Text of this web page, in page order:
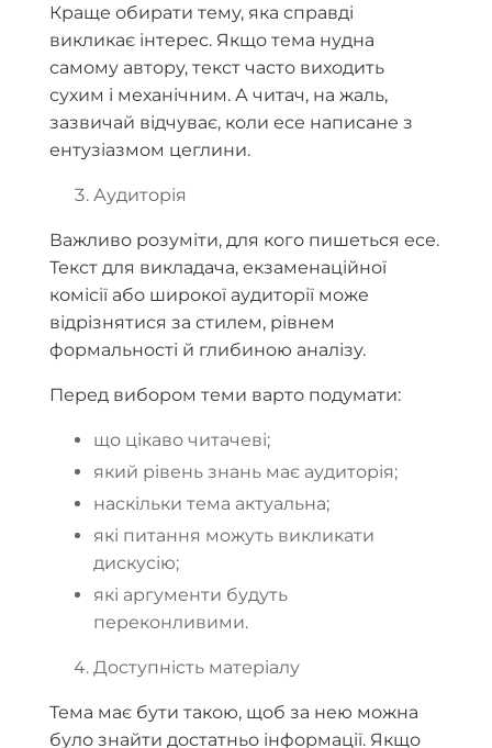
Краще обирати тему, яка справді
викликає інтерес. Якщо тема нудна
самому автору, текст часто виходить
сухим і механічним. А читач, на жаль,
зазвичай відчуває, коли есе написане з
ентузіазмом цеглини.
Аудиторія
Важливо розуміти, для кого пишеться есе.
Текст для викладача, екзаменаційної
комісії або широкої аудиторії може
відрізнятися за стилем, рівнем
формальності й глибиною аналізу.
Перед вибором теми варто подумати:
що цікаво читачеві;
який рівень знань має аудиторія;
наскільки тема актуальна;
які питання можуть викликати
дискусію;
які аргументи будуть
переконливими.
Доступність матеріалу
Тема має бути такою, щоб за нею можна
було знайти достатньо інформації. Якщо